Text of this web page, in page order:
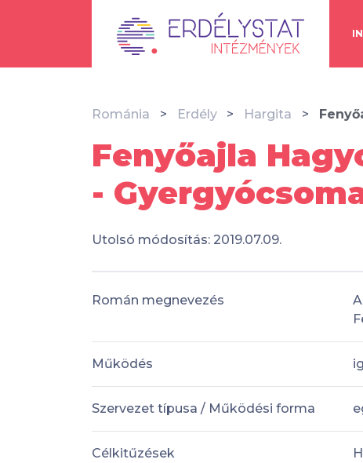
Románia Erdély Hargita
Fenyőajla
-
Utolsó módosítás: 2019.07.09.
Román megnevezés
Működés
Szervezet típusa / Működési forma
Célkitűzések